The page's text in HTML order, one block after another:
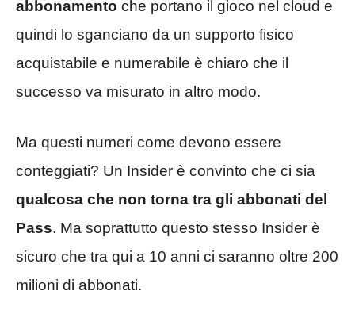
abbonamento che portano il gioco nel cloud e
quindi lo sganciano da un supporto fisico
acquistabile e numerabile è chiaro che il
successo va misurato in altro modo.
Ma questi numeri come devono essere
conteggiati? Un Insider è convinto che ci sia
qualcosa che non torna tra gli abbonati del
Pass. Ma soprattutto questo stesso Insider è
sicuro che tra qui a 10 anni ci saranno oltre 200
milioni di abbonati.